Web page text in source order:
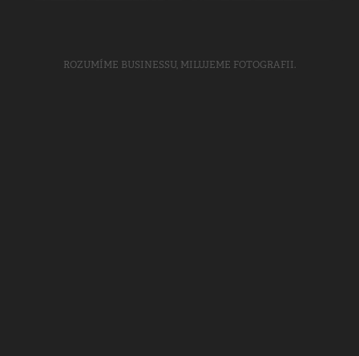
ROZUMÍME BUSINESSU, MILUJEME FOTOGRAFII.